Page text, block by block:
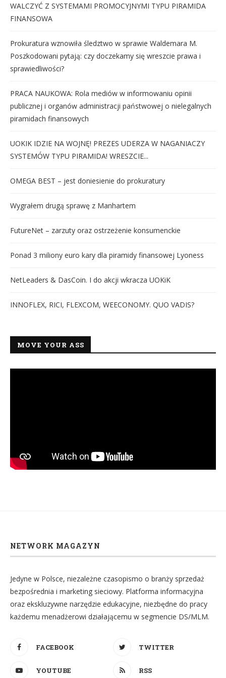
WALCZYĆ Z SYSTEMAMI PROMOCYJNYMI TYPU PIRAMIDA
FINANSOWA
Prokuratura wznowiła śledztwo w sprawie Waldemara M.
Poszkodowani pytają: czy doczekamy się wreszcie prawa i
sprawiedliwości?
PRACA NAUKOWA: Rola mediów w informowaniu opinii
publicznej i organów administracji państwowej o nielegalnych
piramidach finansowych
UOKIK IDZIE NA WOJNĘ! PREZES UDERZA W NAGANIACZY
SYSTEMÓW TYPU PIRAMIDA! WRESZCIE...
OMEGA BEST – jest doniesienie do prokuratury
Wygrałem drugą sprawę z Manhartem
FutureNet – zarzuty oraz ostrzeżenie konsumenckie
Ponad 3 miliony euro kary dla piramidy finansowej Lyoness
NetLeaders & DasCoin. I do akcji wkracza UOKiK
INNOFLEX, RICI, FLEXCOM, WEECONOMY. QUO VADIS?
MOVE YOUR ASS
NETWORK MAGAZYN
Jedyne w Polsce, niezależne czasopismo o branży sprzedaż
bezpośrednia i marketing sieciowy. Platforma informacyjna
oraz ekskluzywne narzędzie edukacyjne, niezbędne do pracy
każdemu menadżerowi działającemu w segmencie DS/MLM.
FACEBOOK TWITTER
YOUTUBE RSS